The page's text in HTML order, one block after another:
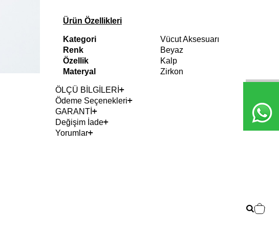
Ürün Özellikleri
Kategori
Vücut Aksesuarı
Renk
Beyaz
Özellik
Kalp
Materyal
Zirkon
ÖLÇÜ BİLGİLERİ
Ödeme Seçenekleri
GARANTİ
Değişim İade
Yorumlar